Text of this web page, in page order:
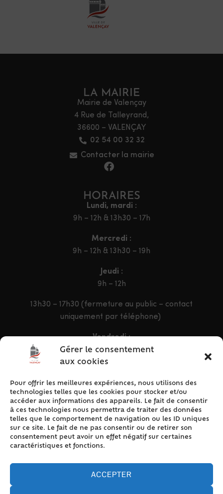
Gérer le consentement
aux cookies
Pour offrir les meilleures expériences, nous utilisons des
technologies telles que les cookies pour stocker et/ou
accéder aux informations des appareils. Le fait de consentir
à ces technologies nous permettra de traiter des données
telles que le comportement de navigation ou les ID uniques
sur ce site. Le fait de ne pas consentir ou de retirer son
consentement peut avoir un effet négatif sur certaines
caractéristiques et fonctions.
ACCEPTER
LA MAIRIE
Mairie de Valençay
4 Rue de Talleyrand,
36600 – VALENÇAY
02 54 00 32 32
Contacter la mairie
HORAIRES
Lundi, mardi :
9h – 12h & 13h30 – 17h
Mercredi :
9h – 12h & 13h30 – 19h
Jeudi :
9h – 12h
13h30 – 17h30 (fermeture au public – contact
uniquement par téléphone)
Vendredi :
9h – 12h & 13h30 – 16h30
ACCÈS RAPIDE
Accueil
Contact
Plan du site
Mentions légales
Politique de cookies (UE)